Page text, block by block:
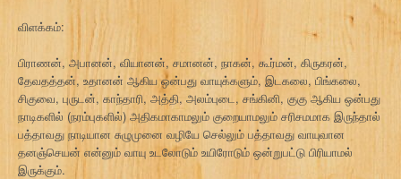
விளக்கம்:
பிராணன், அபானன், வியானன், சமானன், நாகன், கூர்மன், கிருகரன்,
தேவதத்தன், உதானன் ஆகிய ஒன்பது வாயுக்களும், இடகலை, பிங்கலை,
சிகுவை, புருடன், காந்தாரி, அத்தி, அலம்புடை, சங்கினி, குகு ஆகிய ஒன்பது
நாடிகளில் (நரம்புகளில்) அதிகமாகாமலும் குறையாமலும் சரிசமமாக இருந்தால்
பத்தாவது நாடியான சுழுமுனை வழியே செல்லும் பத்தாவது வாயுவான
தனஞ்செயன் என்னும் வாயு உடலோடும் உயிரோடும் ஒன்றுபட்டு பிரியாமல்
இருக்கும்.